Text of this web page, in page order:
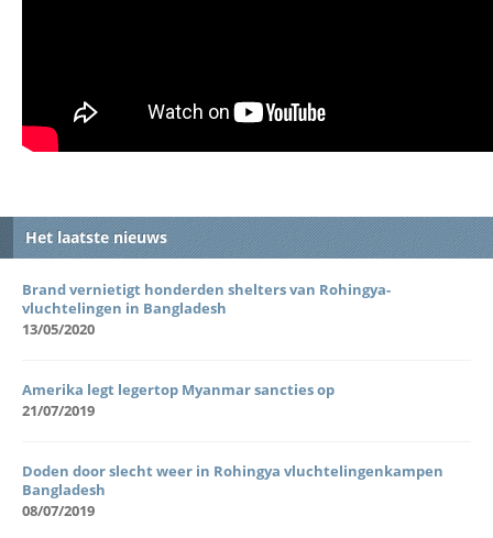
Het laatste nieuws
Brand vernietigt honderden shelters van Rohingya-
vluchtelingen in Bangladesh
13/05/2020
Amerika legt legertop Myanmar sancties op
21/07/2019
Doden door slecht weer in Rohingya vluchtelingenkampen
Bangladesh
08/07/2019